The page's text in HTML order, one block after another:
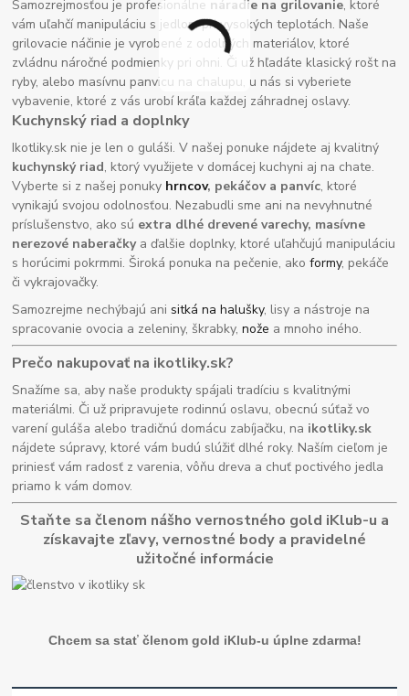
Samozrejmosťou je profesionálne náradie na grilovanie, ktoré
vám uľahčí manipuláciu s jedlom pri vysokých teplotách. Naše
grilovacie náčinie je vyrobené z odolných materiálov, ktoré
zvládnu náročné podmienky pri ohni. Či už hľadáte klasický rošt na
ryby, alebo masívnu panvicu na chalupu, u nás si vyberiete
vybavenie, ktoré z vás urobí kráľa každej záhradnej oslavy.
Kuchynský riad a doplnky
Ikotliky.sk nie je len o guláši. V našej ponuke nájdete aj kvalitný
kuchynský riad, ktorý využijete v domácej kuchyni aj na chate.
Vyberte si z našej ponuky hrncov, pekáčov a panvíc, ktoré
vynikajú svojou odolnosťou. Nezabudli sme ani na nevyhnutné
príslušenstvo, ako sú extra dlhé drevené varechy, masívne
nerezové naberačkya ďalšie doplnky, ktoré uľahčujú manipuláciu
s horúcimi pokrmmi. Široká ponuka na pečenie, akoformy, pekáče
či vykrajovačky.
Samozrejme nechýbajú anisitká na halušky, lisy a nástroje na
spracovanie ovocia a zeleniny, škrabky,nože a mnoho iného.
Prečo nakupovať na ikotliky.sk?
Snažíme sa, aby naše produkty spájali tradíciu s kvalitnými
materiálmi. Či už pripravujete rodinnú oslavu, obecnú súťaž vo
varení guláša alebo tradičnú domácu zabíjačku, na ikotliky.sk
nájdete súpravy, ktoré vám budú slúžiť dlhé roky. Naším cieľom je
priniesť vám radosť z varenia, vôňu dreva a chuť poctivého jedla
priamo k vám domov.
Staňte sa členom nášho vernostného gold iKlub-u a
získavajte zľavy, vernostné body a pravidelné
užitočné informácie
Chcem sa stať členom gold iKlub-u úplne zdarma!